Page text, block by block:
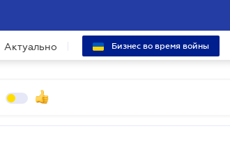
Актуально Бизнес во время войны